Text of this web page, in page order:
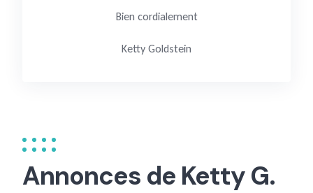
Bien cordialement
Ketty Goldstein
Annonces de Ketty G.